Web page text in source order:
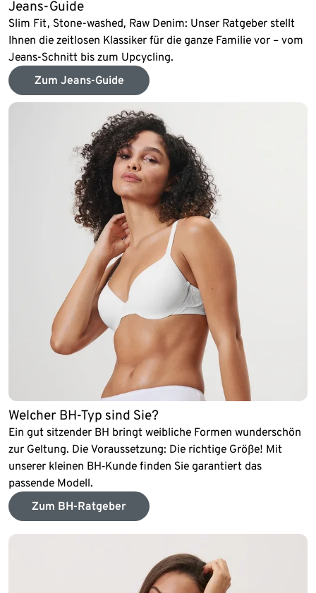
Jeans-Guide
Slim Fit, Stone-washed, Raw Denim: Unser Ratgeber stellt
Ihnen die zeitlosen Klassiker für die ganze Familie vor – vom
Jeans-Schnitt bis zum Upcycling.
Zum Jeans-Guide
Welcher BH-Typ sind Sie?
Ein gut sitzender BH bringt weibliche Formen wunderschön
zur Geltung. Die Voraussetzung: Die richtige Größe! Mit
unserer kleinen BH‑Kunde finden Sie garantiert das
passende Modell.
Zum BH-Ratgeber